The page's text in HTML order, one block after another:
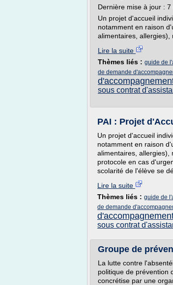
Dernière mise à jour : 7
Un projet d'accueil
notamment en raison
alimentaires, allergies),
Lire la suite
Thèmes liés : guide de
de demande
sous contrat
PAI : Projet
Un projet d'accueil
notamment en raison
alimentaires, allergies),
protocole en cas
scolarité de l'élève se
Lire la suite
Thèmes liés : guide de
de demande
sous contrat
Groupe de
La lutte contre
politique de prévention
concrétise par une